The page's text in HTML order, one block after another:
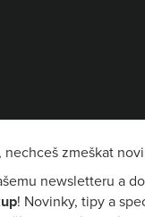
nechceš zmeškat
newsletteru a
! Novinky, tipy a